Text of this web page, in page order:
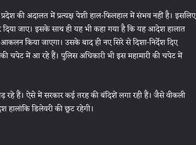
की अदालत में प्रत्यक्ष पेशी हाल-फिलहाल में संभव नहीं है। इसलिए
जाए। इसके साथ ही यह भी कहा गया है कि यह आदेश हालात
किया जाएगा। उसके बाद ही नए सिरे से दिशा-निर्देश दिए
चपेट में आ रहे हैं। पुलिस अधिकारी भी इस महामारी की चपेट में
रहे हैं। ऐसे में सरकार कई तरह की बंदिशें लगा रही हैं। जैसे वीकली
डिलेवरी की छूट रहेगी।